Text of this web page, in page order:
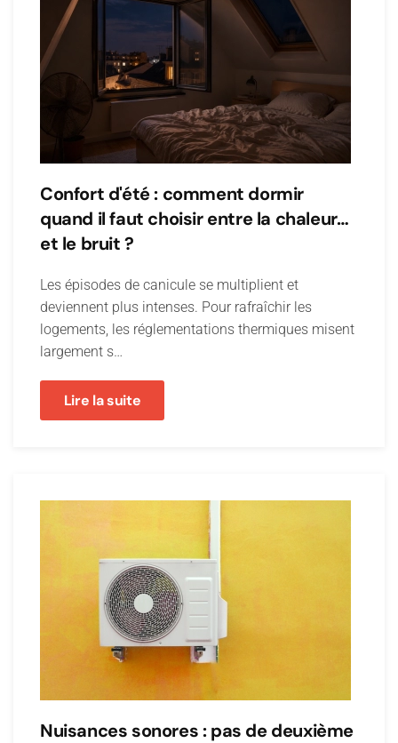
Confort d'été : comment dormir
quand il faut choisir entre la chaleur…
et le bruit ?
Les épisodes de canicule se multiplient et
deviennent plus intenses. Pour rafraîchir les
logements, les réglementations thermiques misent
largement s…
Lire la suite
Nuisances sonores : pas de deuxième